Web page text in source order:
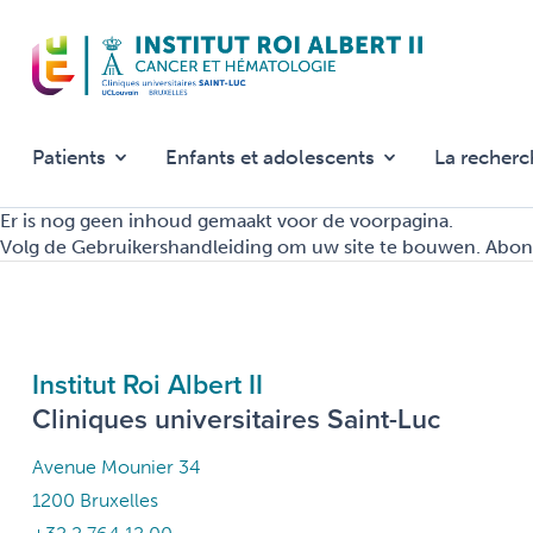
naar
Patients Enfants et adolescents La
Er is nog geen inhoud gemaakt voor de voorpagina.
Volg de Gebruikershandleiding om uw site te bouwen.
Institut Roi Albert II
Cliniques universitaires Saint-Luc
Avenue Mounier 34
1200 Bruxelles